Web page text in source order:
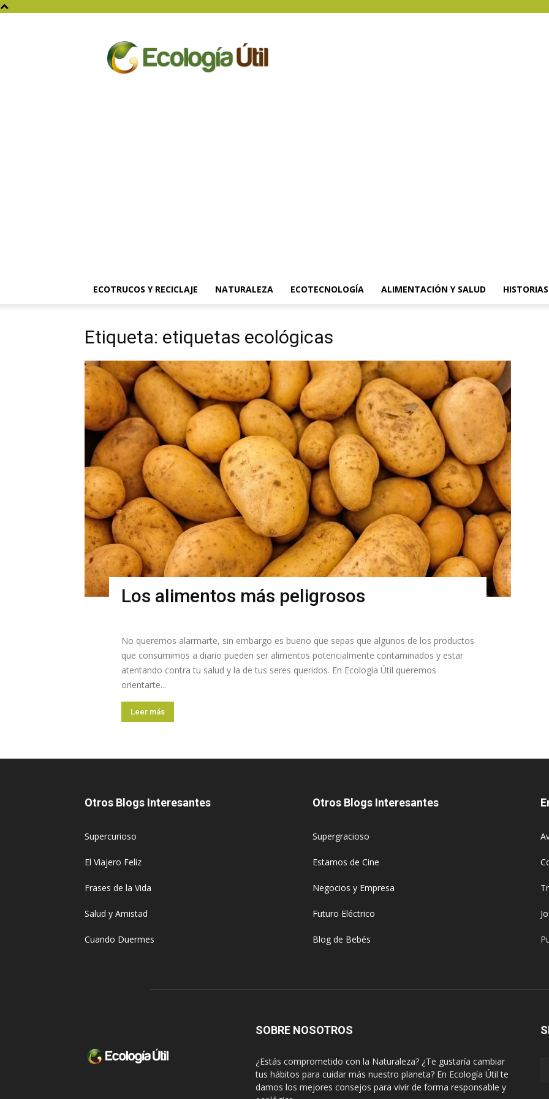
Util
ECOTRUCOS Y RECICLAJE NATURALEZA ECOTECNOLOGÍA ALIMENTACIÓN Y SALUD
Etiqueta: etiquetas ecológicas
Los alimentos más peligrosos
No queremos alarmarte, sin embargo es bueno que sepas que algunos de los productos
que consumimos a diario pueden ser alimentos potencialmente contaminados y estar
atentando contra tu salud y la de tus seres queridos. En Ecología Útil queremos
orientarte...
Leer más
Otros Blogs Interesantes
Supercurioso
El Viajero Feliz
Frases de la Vida
Salud y Amistad
Cuando Duermes
Otros Blogs Interesantes
Supergracioso
Estamos de Cine
Negocios y Empresa
Futuro Eléctrico
Blog de Bebés
SOBRE NOSOTROS
¿Estás comprometido con la Naturaleza? ¿Te gustaría cambiar
tus hábitos para cuidar más nuestro planeta? En Ecología Útil te
damos los mejores consejos para vivir de forma responsable y